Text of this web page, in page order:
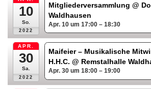
10
So.
2022
Mitgliederversammlung@
Waldhausen
Apr. 10 um 17:00 – 18:30
APR.
30
Sa.
2022
Maifeier – Musikalische
H.H.C.@ Remstalhalle
Apr. 30 um 18:00 – 19:00